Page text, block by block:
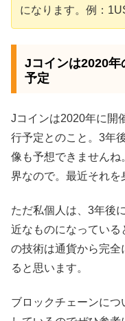
になります。例：
Jコインは2020年
予定
Jコインは2020年に開
行予定とのこと。3年
像も予想できません
界なので。最近それを
ただ私個人は、3年後
近なものになってい
の技術は通貨から完
ると思います。
ブロックチェーンに